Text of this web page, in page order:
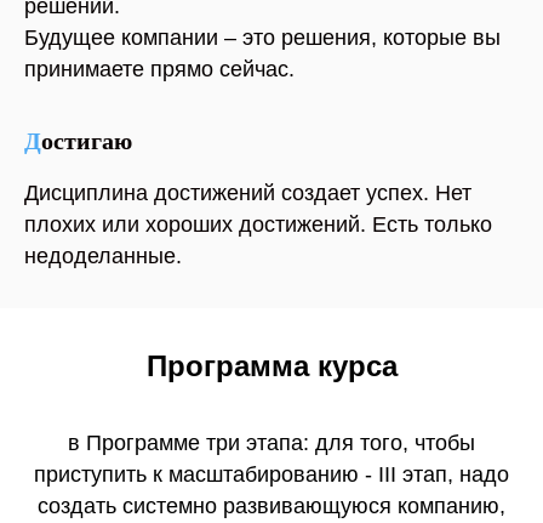
решений.
Будущее компании – это решения, которые вы
принимаете прямо сейчас.
Достигаю
Дисциплина достижений создает успех. Нет
плохих или хороших достижений. Есть только
недоделанные.
Программа курса
в Программе три этапа: для того, чтобы
приступить к масштабированию - III этап, надо
создать системно развивающуюся компанию,